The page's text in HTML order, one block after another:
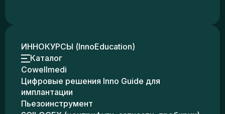
ИННОКУРСЫ (InnoEducation)
Каталог
Cowellmedi
Цифровые решения Inno Guide для
имплантации
Пьезоинструмент